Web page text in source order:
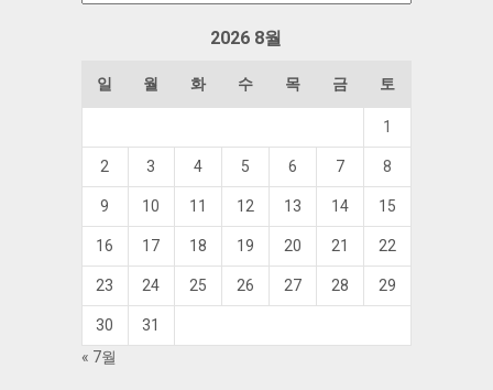
2026 8월
일 월 화 수 목 금 토
1
2 3 4 5 6 7 8
9 10 11 12 13 14 15
16 17 18 19 20 21 22
23 24 25 26 27 28 29
30
31
« 7월